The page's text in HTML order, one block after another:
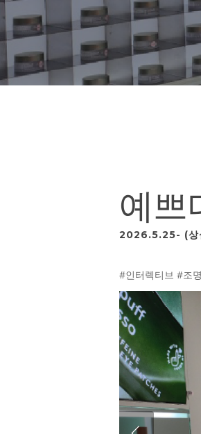
예쁘
2026.5.25- (상
#인터렉티브 #조